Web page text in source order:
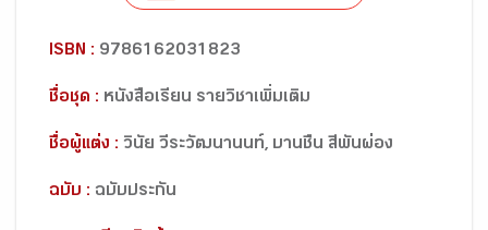
ISBN : 9786162031823
ชื่อชุด : หนังสือเรียน รายวิชาเพิ่มเติม
ชื่อผู้แต่ง : วินัย วีระวัฒนานนท์, บานชืน สีพันผ่อง
ฉบับ : ฉบับประกัน